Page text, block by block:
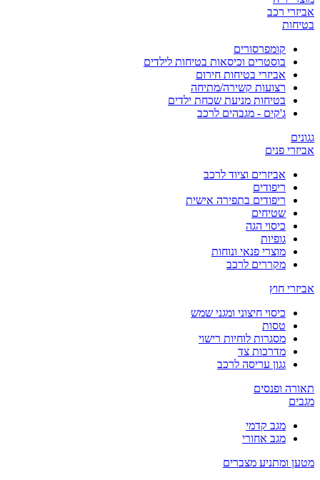
אביזרי רכב
בטיחות
קומפרסורים
בוסטרים וכיסאות בטיחות לילדים
אביזרי בטיחות חירום
רצועות קשירה/מתיחה
בטיחות מניעת שכחת ילדים
ג'קים - מגבהים לרכב
גגונים
אביזרי פנים
אביזרים וציוד לרכב
ריפודים
ריפודים בתפירה אישית
שטיחים
כיסוי הגה
גופיות
מוצרי פנאי ונוחות
מקררים לרכב
אביזרי חוץ
כיסוי חיצוני ומגני שמש
טסות
מסגרות לוחיות רישוי
מדרכות צד
גגון עריסה לרכב
תאורה ופנסים
מגבים
מגב קדמי
מגב אחורי
מטען ומתניע מצברים